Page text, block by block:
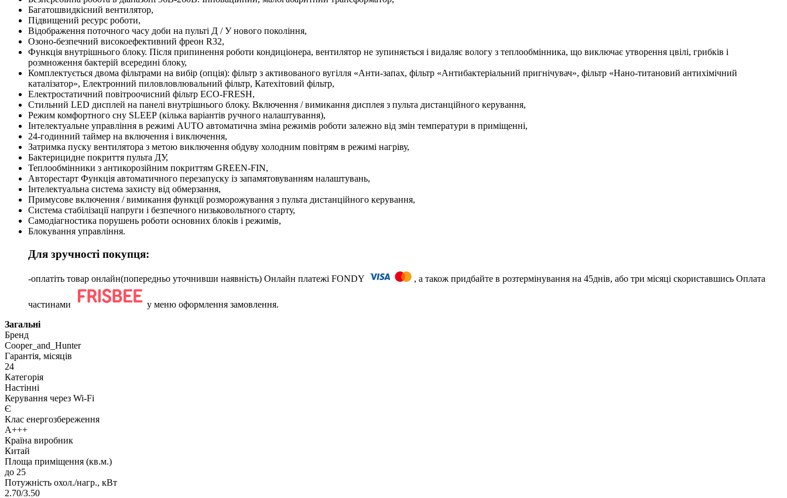
Багатошвидкісний вентилятор,
Підвищений ресурс роботи,
Відображення поточного часу доби на пульті Д / У нового покоління,
Озоно-безпечний високоефективний фреон R32,
Функція внутрішнього блоку. Після припинення роботи кондиціонера, вентилятор не зупиняється і видаляє вологу з теплообмінника, що виключає утворення цвілі, грибків і
розмноження бактерій всередині блоку,
Комплектується двома фільтрами на вибір (опція): фільтр з активованого вугілля «Анти-запах, фільтр «Антибактеріальний пригнічувач», фільтр «Нано-титановий антихімічний
каталізатор», Електронний пиловловлювальний фільтр, Катехітовий фільтр,
Електростатичний повітроочисний фільтр ЕСО-FRESH,
Стильний LED дисплей на панелі внутрішнього блоку. Включення / вимикання дисплея з пульта дистанційного керування,
Режим комфортного сну SLЕЕР (кілька варіантів ручного налаштування),
Інтелектуальне управління в режимі AUTO автоматична зміна режимів роботи залежно від змін температури в приміщенні,
24-годинний таймер на включення і виключення,
Затримка пуску вентилятора з метою виключення обдуву холодним повітрям в режимі нагріву,
Бактерицидне покриття пульта ДУ,
Теплообмінники з антикорозійним покриттям GREEN-FIN,
Авторестарт Функція автоматичного перезапуску із запамятовуванням налаштувань,
Інтелектуальна система захисту від обмерзання,
Примусове включення / вимикання функції розморожування з пульта дистанційного керування,
Система стабілізації напруги і безпечного низьковольтного старту,
Самодіагностика порушень роботи основних блоків і режимів,
Блокування управління.
Для зручності покупця:
-оплатіть товар онлайн(попередньо уточнивши наявність) Онлайн платежі FONDY , а також придбайте в розтермінування на 45днів, або три місяці скориставшись Оплата
частинами
у меню оформлення замовлення.
Загальні
Бренд
Cooper_and_Hunter
Гарантія, місяців
24
Категорія
Настінні
Керування через Wi-Fi
Є
Клас енергозбереження
A+++
Країна виробник
Китай
Площа приміщення (кв.м.)
до 25
Потужність охол./нагр., кВт
2.70/3.50